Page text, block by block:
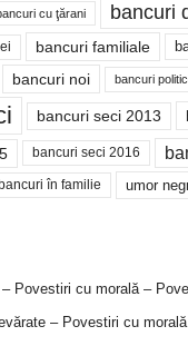
cu ţărani bancuri
bancuri familiale
bancuri noi bancuri
bancuri seci 2013
bancuri seci 2016
bancuri în familie umor
Povestiri cu morală –
– Povestiri cu